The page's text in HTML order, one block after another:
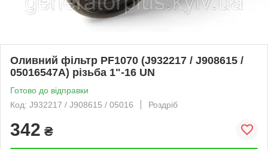
Оливний фільтр PF1070 (J932217 / J908615 /
05016547A) різьба 1"-16 UN
Готово до відправки
Код: J932217 / J908615 / 05016
Роздріб
342 ₴